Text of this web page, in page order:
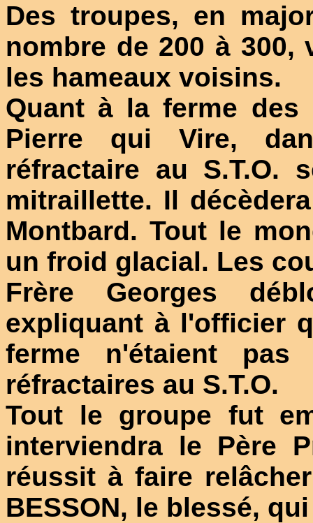
Des troupes, en
nombre de 200 à
les hameaux voisins.
Quant à la ferme des
Pierre qui Vire,
réfractaire au S.T.O.
mitraillette. Il
Montbard. Tout le
un froid glacial. Les
Frère Georges
expliquant à l'officier
ferme n'étaient
réfractaires au S.T.O.
Tout le groupe fut
interviendra le Père
réussit à faire
BESSON, le blessé,